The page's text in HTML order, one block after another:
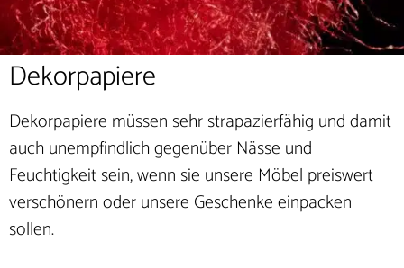
Dekorpapiere
Dekorpapiere müssen sehr strapazierfähig und damit
auch unempfindlich gegenüber Nässe und
Feuchtigkeit sein, wenn sie unsere Möbel preiswert
verschönern oder unsere Geschenke einpacken
sollen.